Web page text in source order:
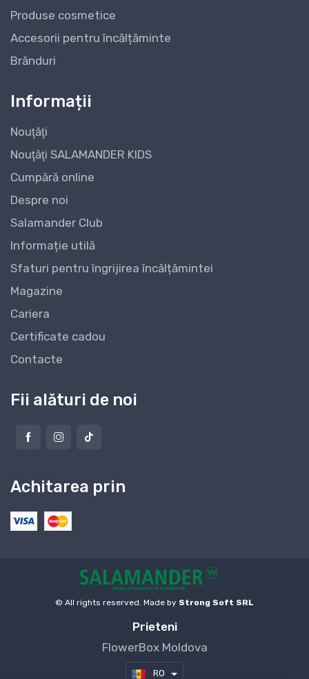
Produse cosmetice
Accesorii pentru încălțăminte
Brănduri
Informații
Nouţăţi
Nouţăţi SALAMANDER KIDS
Cumpără online
Despre noi
Salamander Club
Informație utilă
Sfaturi pentru îngrijirea încălțămintei
Magazine
Cariera
Certificate cadou
Contacte
Fii alături de noi
Achitarea prin
© All rights reserved. Made by Strong Soft SRL
Prieteni
FlowerBox Moldova
RO